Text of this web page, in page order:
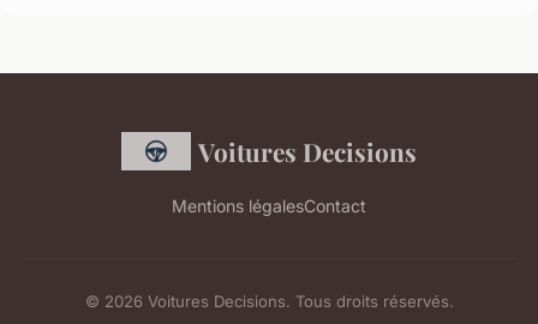
Voitures Decisions
Mentions légalesContact
© 2026 Voitures Decisions. Tous droits réservés.